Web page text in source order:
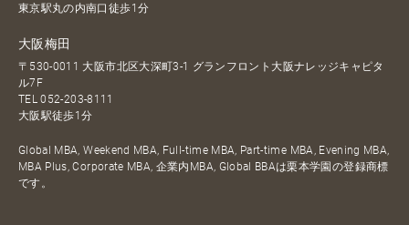
東京駅丸の内南口徒歩1分
大阪梅田
〒530-0011 大阪市北区大深町3-1 グランフロント大阪ナレッジキャピタ
ル7F
TEL052-203-8111
大阪駅徒歩1分
Global MBA, Weekend MBA, Full-time MBA, Part-time MBA, Evening MBA,
MBA Plus, Corporate MBA, 企業内MBA, Global BBAは栗本学園の登録商標
です。